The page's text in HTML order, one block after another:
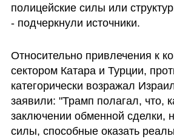
полицейские силы или
- подчеркнули источники.
Относительно привлечения к
сектором Катара и Турции,
категорически возражал
заявили: "Трамп полагал, что,
заключении обменной сделки,
силы, способные оказать